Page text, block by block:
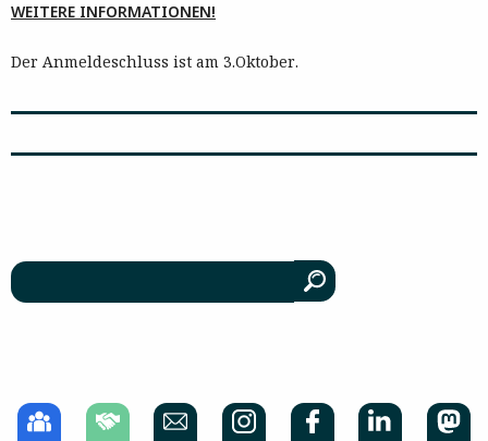
WEITERE INFORMATIONEN!
Der Anmeldeschluss ist am 3.Oktober.